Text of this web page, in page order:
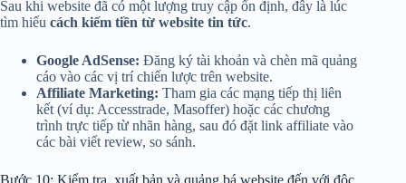
Sau khi website đã có một lượng truy cập ổn định, đây là lúc
tìm hiểu cách kiếm tiền từ website tin tức.
Google AdSense: Đăng ký tài khoản và chèn mã quảng
cáo vào các vị trí chiến lược trên website.
Affiliate Marketing: Tham gia các mạng tiếp thị liên
kết (ví dụ: Accesstrade, Masoffer) hoặc các chương
trình trực tiếp từ nhãn hàng, sau đó đặt link affiliate vào
các bài viết review, so sánh.
Bước 10: Kiểm tra, xuất bản và quảng bá website đến với độc